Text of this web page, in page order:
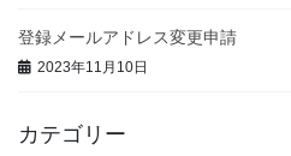
登録メールアドレス変更申請
2023年11月10日
カテゴリー